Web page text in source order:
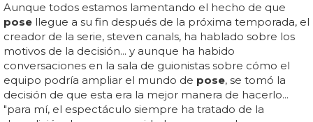
Aunque todos estamos lamentando el hecho de que
pose llegue a su fin después de la próxima temporada, el
creador de la serie, steven canals, ha hablado sobre los
motivos de la decisión... y aunque ha habido
conversaciones en la sala de guionistas sobre cómo el
equipo podría ampliar el mundo de pose, se tomó la
decisión de que esta era la mejor manera de hacerlo...
"para mí, el espectáculo siempre ha tratado de la